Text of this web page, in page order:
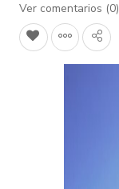
Ver comentarios (0)